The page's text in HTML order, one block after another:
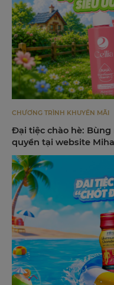
CHƯƠNG TRÌNH KHUYẾN MÃI
Đại tiệc chào hè:
quyền tại website